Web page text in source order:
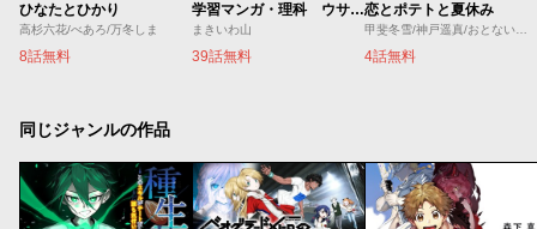
ひなたとひかり
高杉六花/べあろ/万冬しま
8話無料
学習マンガ・理科 ウサウサ！
まきいわ山
39話無料
恋とポテトと夏休み
甲斐冬雪/神戸遥真/おとないちあき
4話無料
同じジャンルの作品